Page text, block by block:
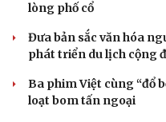
lòng phố cổ
Đưa bản sắc văn hóa
phát triển du lịch cộng
Ba phim Việt cùng “đổ
loạt bom tấn ngoại